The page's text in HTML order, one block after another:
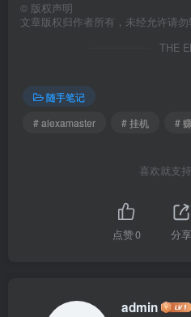
© 版权声明
文章版权归作者所有，未经允许请勿
THE
随手笔记
# alexamaster
# 挂机 #
喜欢就支
点赞0 分享
admin